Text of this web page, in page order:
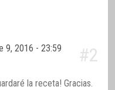
9, 2016 - 23:59 #2
la receta! Gracias.